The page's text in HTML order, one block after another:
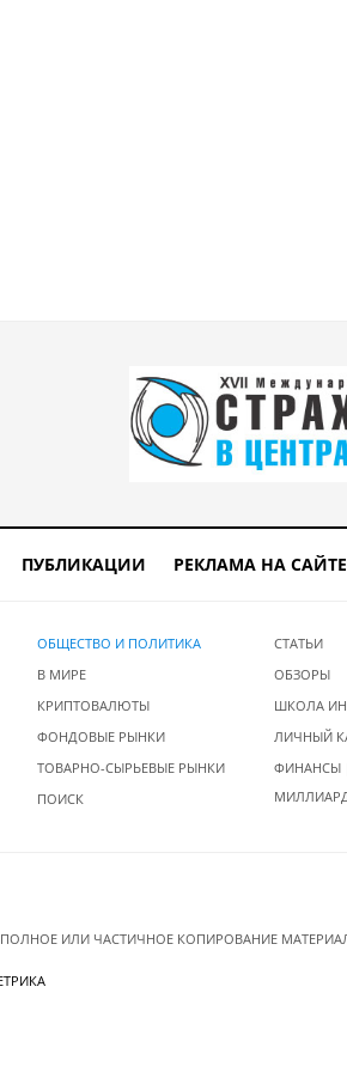
ПУБЛИКАЦИИ РЕКЛАМА НА САЙТЕ
ОБЩЕСТВО И ПОЛИТИКА
В МИРЕ
КРИПТОВАЛЮТЫ
ФОНДОВЫЕ РЫНКИ
ТОВАРНО-СЫРЬЕВЫЕ РЫНКИ
ПОИСК
СТАТЬИ
ОБЗОРЫ
ШКОЛА
ЛИЧНЫЙ
ФИНАНСЫ
ПОЛНОЕ ИЛИ ЧАСТИЧНОЕ КОПИРОВАНИЕ